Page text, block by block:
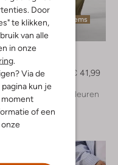
Door
te klikken,
van alle
in onze
.
Via de
kun je
of een
onze
Laatste items
-40%
€ 69,95
€ 41,99
+ meer kleuren